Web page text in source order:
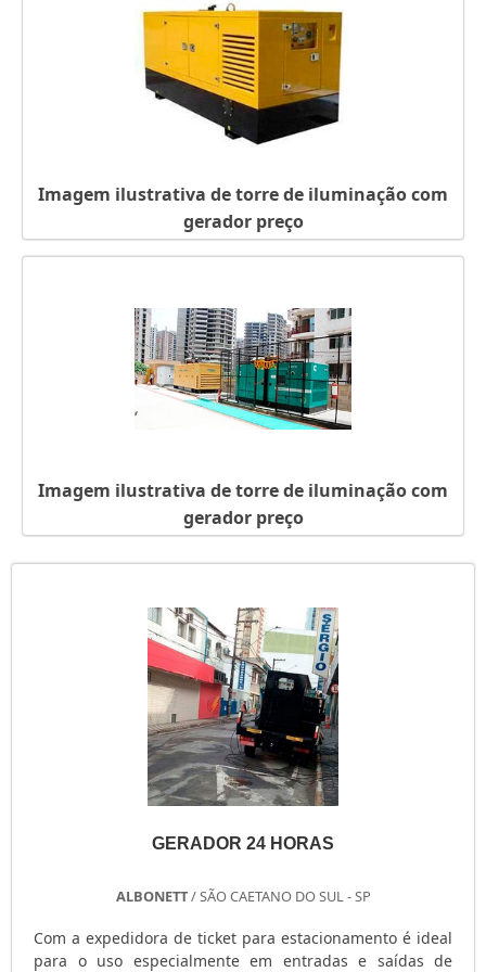
GERADORES DIESEL USADOS PARA VENDA
GERADORES DIESEL PEQUENO PORTE
GERADORES DE ENERGIA FÍSICA
GERADORES DE ENERGIA ELÉTRICA EM SP
GERADOR TRIFÁSICO A DIESEL
GERADOR TRIFÁSICO 380V
GERADOR TRIFÁSICO 10KVA
GERADOR SEM MOTOR
GERADOR PORTÁTIL SILENCIOSO
GERADOR PORTÁTIL SILENCIOSO PREÇO
GERADOR PORTÁTIL HONDA
GERADOR PORTÁTIL A GASOLINA
GERADOR PORTÁTIL A DIESEL
GERADOR PARA SHOW
GERADOR PARA RESIDÊNCIA
GERADOR PARA RESIDÊNCIA PREÇO
GERADOR PARA LOCAÇÃO SÃO PAULO
GERADOR PARA AR CONDICIONADO
GERADOR MOTOMIL
GERADOR MENOR PREÇO
GERADOR ELÉTRICO DIESEL USADO
GERADOR DIESEL RESIDENCIAL
GERADOR DIESEL PORTÁTIL
Imagem ilustrativa de torre de iluminação com
gerador preço
Imagem ilustrativa de torre de iluminação com
gerador preço
GERADOR 24 HORAS
ALBONETT/ SÃO CAETANO DO SUL - SP
Com a expedidora de ticket para estacionamento é ideal
para o uso especialmente em entradas e saídas de